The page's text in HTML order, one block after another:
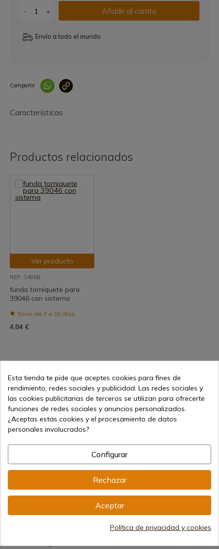
- + Añadir al carrito
Envío a todo el mundo
Compartir
Características
Productos relacionados
Ver producto
REF: 34958
funda torniquete para
39046 con sistema
Envío de 7 a 15 días
4,84 €
12,10 € Añadir al carrito
Vendiendo online desde 1998
Métodos de pago seguros
Esta tienda te pide que aceptes cookies para fines de
rendimiento, redes sociales y publicidad. Las redes sociales y
las cookies publicitarias de terceros se utilizan para ofrecerte
funciones de redes sociales y anuncios personalizados.
¿Aceptas estas cookies y el procesamiento de datos
personales involucrados?
Configurar
Rechazar
Aceptar
Política de privacidad y cookies